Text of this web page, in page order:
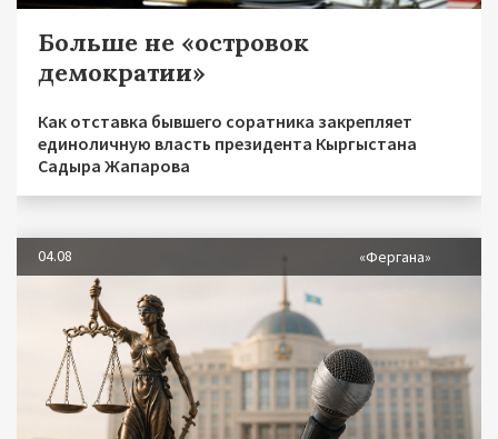
Больше не «островок
демократии»
Как отставка бывшего соратника закрепляет
единоличную власть президента Кыргыстана
Садыра Жапарова
04.08 «Фергана»